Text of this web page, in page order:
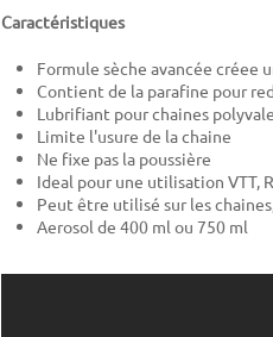
Caractéristiques
Formule sèche avancée créee
Contient de la parafine pour
Lubrifiant pour chaines
Limite l'usure de la chaine
Ne fixe pas la poussière
Ideal pour une utilisation VTT,
Peut être utilisé sur les
Aerosol de 400 ml ou 750 ml